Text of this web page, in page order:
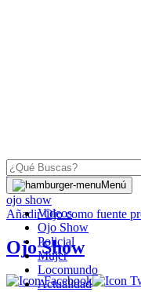
Menú
Videos
Ojo Show
Policial
Mujer
Locomundo
Actualidad
OJO
ojo show
AñadirOjocomo fuente
Ojo Show